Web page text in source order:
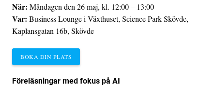
När: Måndagen den 26 maj, kl. 12:00 – 13:00
Var: Business Lounge i Växthuset, Science Park Skövde,
Kaplansgatan 16b, Skövde
BOKA DIN PLATS
Föreläsningar med fokus på AI